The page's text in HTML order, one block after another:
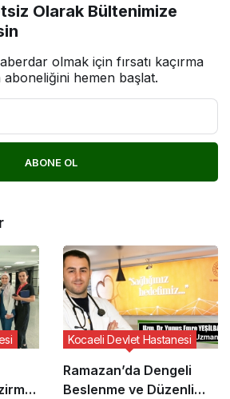
Olarak Bültenimize
olmak için fırsatı kaçırma
hemen başlat.
ABONE OL
Ramazan’da Dengeli
Beslenme ve Düzenli
Kocaeli Devlet Hastanesi